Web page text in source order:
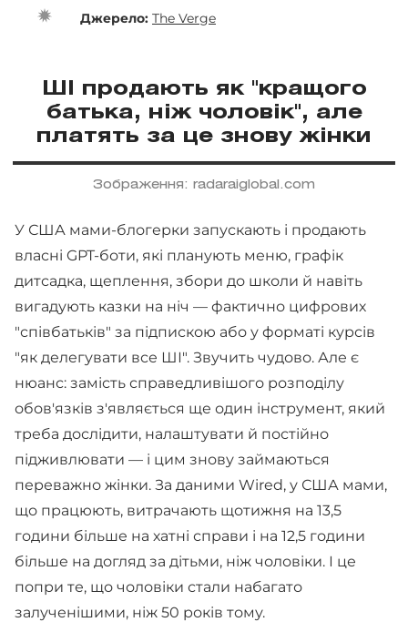
Джерело: The Verge
ШІ продають як "кращого
батька, ніж чоловік", але
платять за це знову жінки
Зображення: radaraiglobal.com
У США мами-блогерки запускають і продають
власні GPT-боти, які планують меню, графік
дитсадка, щеплення, збори до школи й навіть
вигадують казки на ніч — фактично цифрових
"співбатьків" за підпискою або у форматі курсів
"як делегувати все ШІ". Звучить чудово. Але є
нюанс: замість справедливішого розподілу
обов'язків з'являється ще один інструмент, який
треба дослідити, налаштувати й постійно
підживлювати — і цим знову займаються
переважно жінки. За даними Wired, у США мами,
що працюють, витрачають щотижня на 13,5
години більше на хатні справи і на 12,5 години
більше на догляд за дітьми, ніж чоловіки. І це
попри те, що чоловіки стали набагато
залученішими, ніж 50 років тому.